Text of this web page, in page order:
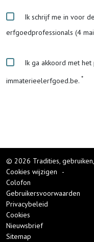
Ik schrijf me in voor
erfgoedprofessionals (4
Ik ga akkoord met
immaterieelerfgoed.be.
© 2026 Tradities,
Cookies wijzigen
-
Colofon
Gebruikersvoorwaarden
Privacybeleid
Cookies
Nieuwsbrief
Sitemap